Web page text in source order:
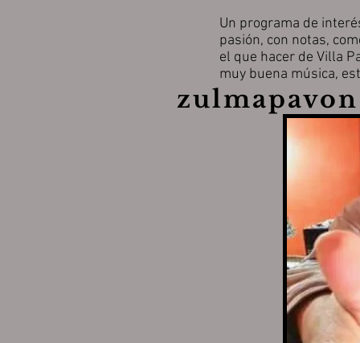
Un programa de
pasión, con notas,
el que hacer de Villa
muy buena música,